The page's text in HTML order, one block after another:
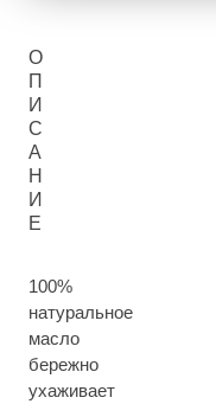
О
П
И
С
А
Н
И
Е
100%
натуральное
масло
бережно
ухаживает